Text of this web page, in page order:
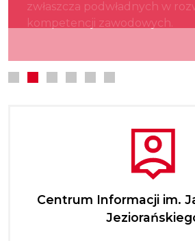
zwłaszcza podwładnych w
kompetencji zawodowych.
kultury.
najmłodszych.
Centrum Informacji im.